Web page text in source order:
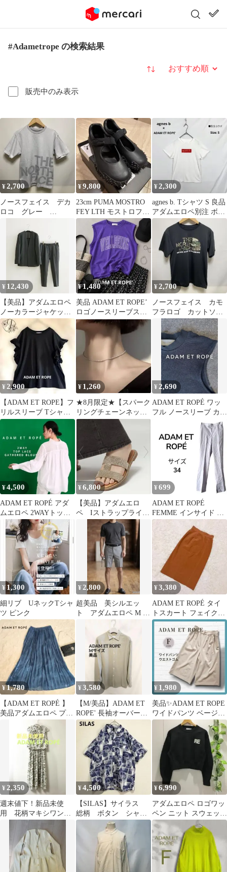
#Adametrope の検索結果
販売中のみ表示
並び替え
¥2,700
ノースフェイス デカ
ロコ グレー
¥9,800
23cm PUMA MOSTRO
FEY LTH モストロフェ
イレザー
¥2,300
agnes b. Tシャツ S 良品
アダムエロペ別注 ボッ
クスロゴ 白 コラボ
¥ 12,430
【美品】アダムエロペ
ノーカラージャケット
＆イージーパンツ セッ
トアップ 黒 M
¥1,480
美品 ADAM ET ROPE’
ロゴノースリーブスウ
ェット パープル コット
ン
¥2,700
ノースフェイス カモ
フラロゴ カットソ
ー NT31405
¥2,900
【ADAM ET ROPE】フ
リルスリーブ Tシャツ
黒 綿100%⁠ 687
¥ 1,260
★8月限定★【スパーク
リングチェーンネック
レス】zara todayful
¥2,690
ADAM ET ROPÉ ワッ
フル ノースリーブ カッ
トソー ブラック
¥4,500
ADAM ET ROPÉ アダ
ムエロペ 2WAYトップ
レースギャザーブラウ
ス
¥6,800
【美品】アダムエロ
ペ Iストラップライン
ストーンサンダル ベ
ージュ 38
¥ 699
ADAM ET ROPÉ
FEMME インサイド ス
リット スラックス
¥ 1,300
細リブ UネックTシャ
ツ ピンク
¥ 2,800
超美品 美シルエッ
ト アダムエロペ M リ
ネンライク 夏着心地
¥3,380
ADAM ET ROPÉ タイ
トスカート フェイクレ
ザー調 配色ステッチ き
れい
¥1,780
【ADAM ET ROPÉ 】
美品アダムエロペ プリ
ーツ ロングスカート 青
¥3,580
【M/美品】ADAM ET
ROPE' 長袖オーバーサ
イズシャツ モスグリー
¥ 1,980
美品✨ADAM ET ROPE
ワイドパンツ ベージュ
F 美脚 タック 通勤
¥ 2,350
週末値下！新品未使
用 花柄マキシワンピ
ース ノースリーブ アダ
ムエトロペ美品♡
¥4,500
【SILAS】サイラス
総柄 ボタン シャ
ツ カットソー M 美
¥6,990
アダムエロペ ロゴワッ
ペン ニット スウェット
ショート丈 ブラック 36
美品